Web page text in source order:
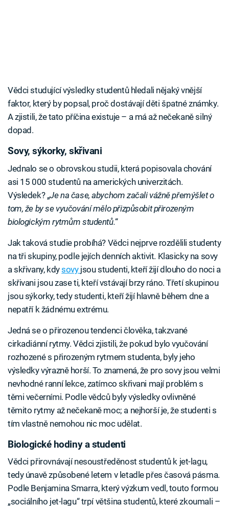
Vědci studující výsledky studentů hledali nějaký vnější
faktor, který by popsal, proč dostávají děti špatné známky.
A zjistili, že tato příčina existuje – a má až nečekaně silný
dopad.
Sovy, sýkorky, skřivani
Jednalo se o obrovskou studii, která popisovala chování
asi 15 000 studentů na amerických univerzitách.
Výsledek? „Je na čase, abychom začali vážně přemýšlet o
tom, že by se vyučování mělo přizpůsobit přirozeným
biologickým rytmům studentů.“
Jak taková studie probíhá? Vědci nejprve rozdělili studenty
na tři skupiny, podle jejích denních aktivit. Klasicky na sovy
a skřivany, kdysovy jsou studenti, kteří žijí dlouho do noci a
skřivani jsou zase ti, kteří vstávají brzy ráno. Třetí skupinou
jsou sýkorky, tedy studenti, kteří žijí hlavně během dne a
nepatří k žádnému extrému.
Jedná se o přirozenou tendenci člověka, takzvané
cirkadiánní rytmy. Vědci zjistili, že pokud bylo vyučování
rozhozené s přirozeným rytmem studenta, byly jeho
výsledky výrazně horší. To znamená, že pro sovy jsou velmi
nevhodné ranní lekce, zatímco skřivani mají problém s
těmi večerními. Podle vědců byly výsledky ovlivněné
těmito rytmy až nečekaně moc; a nejhorší je, že studenti s
tím vlastně nemohou nic moc udělat.
Biologické hodiny a studenti
Vědci přirovnávají nesoustředěnost studentů k jet-lagu,
tedy únavě způsobené letem v letadle přes časová pásma.
Podle Benjamina Smarra, který výzkum vedl, touto formou
„sociálního jet-lagu“ trpí většina studentů, které zkoumali –